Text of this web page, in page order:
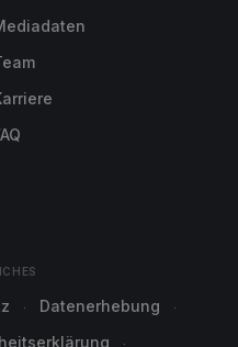
Datenerhebung